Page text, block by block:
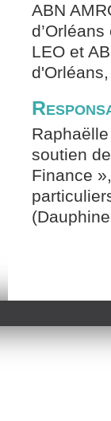
ABN
LEO et
soutien
Finance